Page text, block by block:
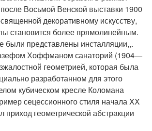
Восьмой Венской выставки 1900
декоративному искусству,
становится более прямолинейным.
были представлены инсталляции,,.
Хоффманом санаторий (1904—
геометрией, которая была
разработанном для этого
кубическом кресле Коломана
сецессионного стиля начала XX
приход геометрической абстракции